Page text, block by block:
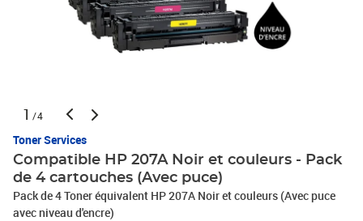
1 /4
Toner Services
Compatible HP 207A Noir et couleurs - Pack
de 4 cartouches (Avec puce)
Pack de 4 Toner équivalent HP 207A Noir et couleurs (Avec puce
avec niveau d'encre)